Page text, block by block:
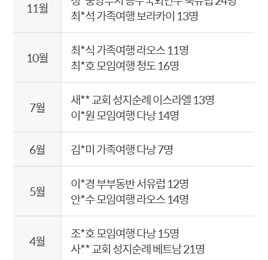
11월
최*석 가족여행 보라카이 13명
10월
최*식 가족여행 라오스 11명
최*호 모임여행 청도 16명
7월
새** 교회 성지순례 이스라엘 13명
이*원 모임여행 다낭 14명
6월
김*미 가족여행 다낭 7명
5월
이*경 부부동반 서유럽 12명
안*수 모임여행 라오스 14명
4월
조*호 모임여행 다낭 15명
사** 교회 성지순례 베트남 21명